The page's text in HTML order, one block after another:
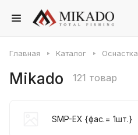
Главная Каталог Оснастка
Mikado 121 товар
SMP-EX {фас.= 1шт.}